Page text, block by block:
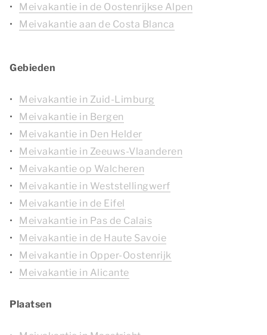
Meivakantie in de Oostenrijkse Alpen
Meivakantie aan de Costa Blanca
Gebieden
Meivakantie in Zuid-Limburg
Meivakantie in Bergen
Meivakantie in Den Helder
Meivakantie in Zeeuws-Vlaanderen
Meivakantie op Walcheren
Meivakantie in Weststellingwerf
Meivakantie in de Eifel
Meivakantie in Pas de Calais
Meivakantie in de Haute Savoie
Meivakantie in Opper-Oostenrijk
Meivakantie in Alicante
Plaatsen